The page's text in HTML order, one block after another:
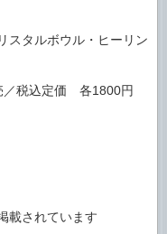
スタルボウル・ヒーリン
／税込定価 各1800円
載されています